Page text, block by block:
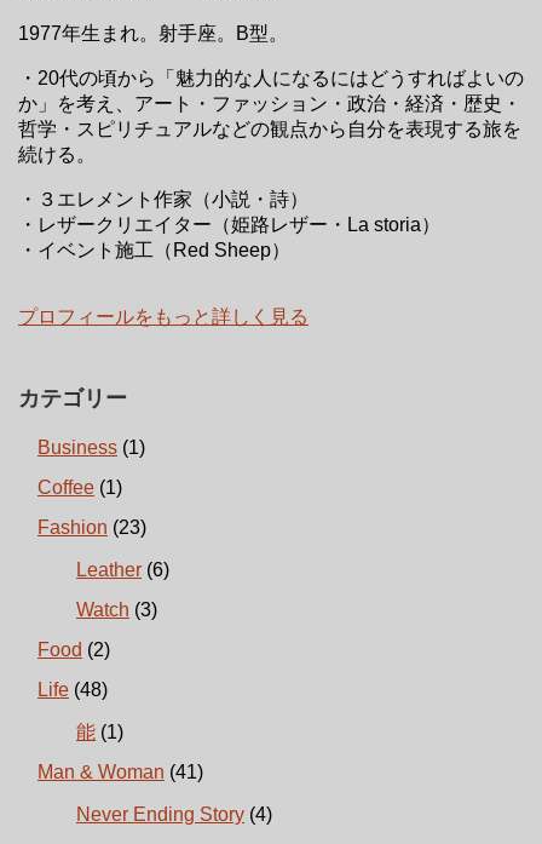
1977年生まれ。射手座。B型。
・20代の頃から「魅力的な人になるにはどうすればよいの
か」を考え、アート・ファッション・政治・経済・歴史・
哲学・スピリチュアルなどの観点から自分を表現する旅を
続ける。
・３エレメント作家（小説・詩）
・レザークリエイター（姫路レザー・La storia）
・イベント施工（Red Sheep）
プロフィールをもっと詳しく見る
カテゴリー
Business (1)
Coffee (1)
Fashion (23)
Leather (6)
Watch (3)
Food (2)
Life (48)
能 (1)
Man & Woman (41)
Never Ending Story (4)